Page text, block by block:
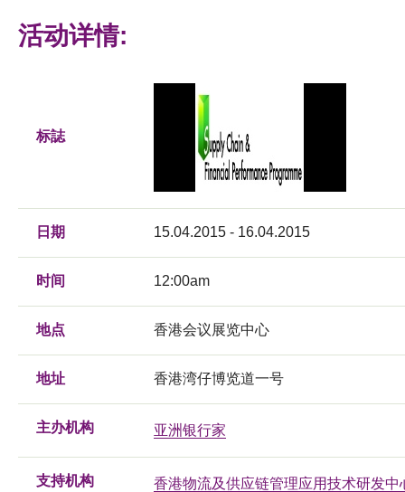
活动详情:
标誌
日期 15.04.2015 - 16.04.2015
时间 12:00am
地点 香港会议展览中心
地址 香港湾仔博览道一号
主办机构 亚洲银行家
支持机构 香港物流及供应链管理应用技术研发中